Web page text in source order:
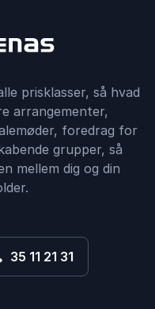
prisklasser, så hvad
arrangementer,
foredrag for
grupper, så
mellem dig og din
35 11 21 31